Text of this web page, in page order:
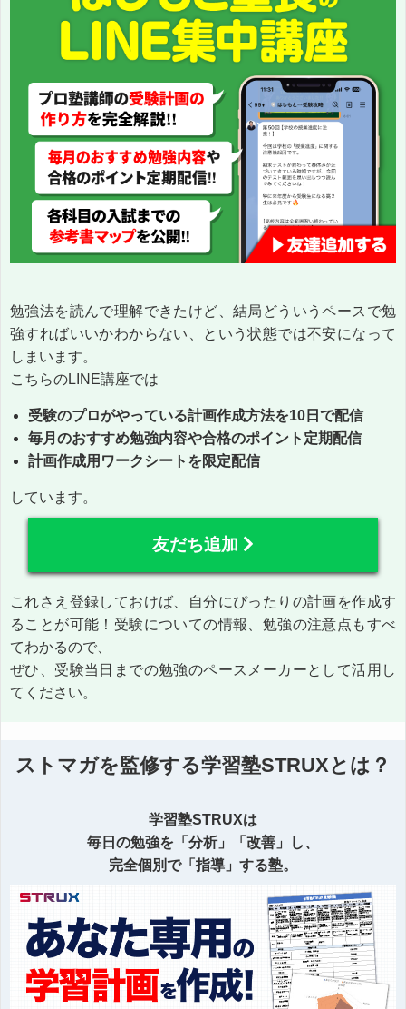
勉強法を読んで理解できたけど、結局どういうペースで勉
強すればいいかわからない、という状態では不安になって
しまいます。
こちらのLINE講座では
受験のプロがやっている計画作成方法を10日で配信
毎月のおすすめ勉強内容や合格のポイント定期配信
計画作成用ワークシートを限定配信
しています。
友だち追加
これさえ登録しておけば、自分にぴったりの計画を作成す
ることが可能！受験についての情報、勉強の注意点もすべ
てわかるので、
ぜひ、受験当日までの勉強のペースメーカーとして活用し
てください。
ストマガを監修する学習塾STRUXとは？
学習塾STRUXは
毎日の勉強を「分析」「改善」し、
完全個別で「指導」する塾。